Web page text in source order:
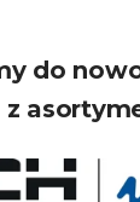
do
z